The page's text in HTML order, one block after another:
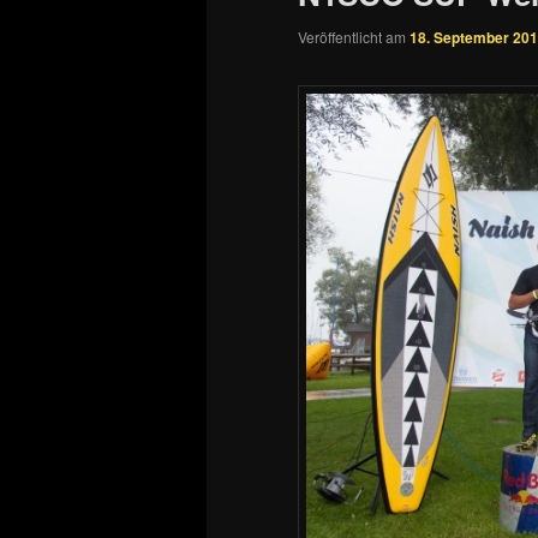
Veröffentlicht am 18. September